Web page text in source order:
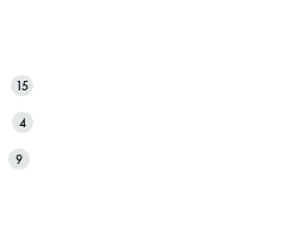
15
4
9